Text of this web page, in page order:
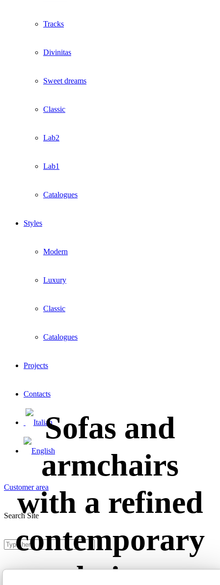
Tracks
Divinitas
Sweet dreams
Classic
Lab2
Lab1
Catalogues
Styles
Modern
Luxury
Classic
Catalogues
Projects
Contacts
Customer area
Search Site
Sofas and
armchairs
with a refined
contemporary
design